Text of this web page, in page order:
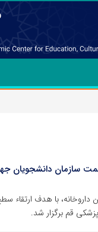
سازمان دانشجویان
داروخانه، با هدف
قم برگزار شد.